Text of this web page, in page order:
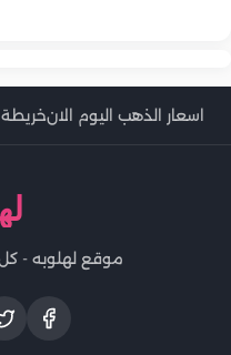
اسعار الذهب اليوم الان
موقع لهلوبه - كل